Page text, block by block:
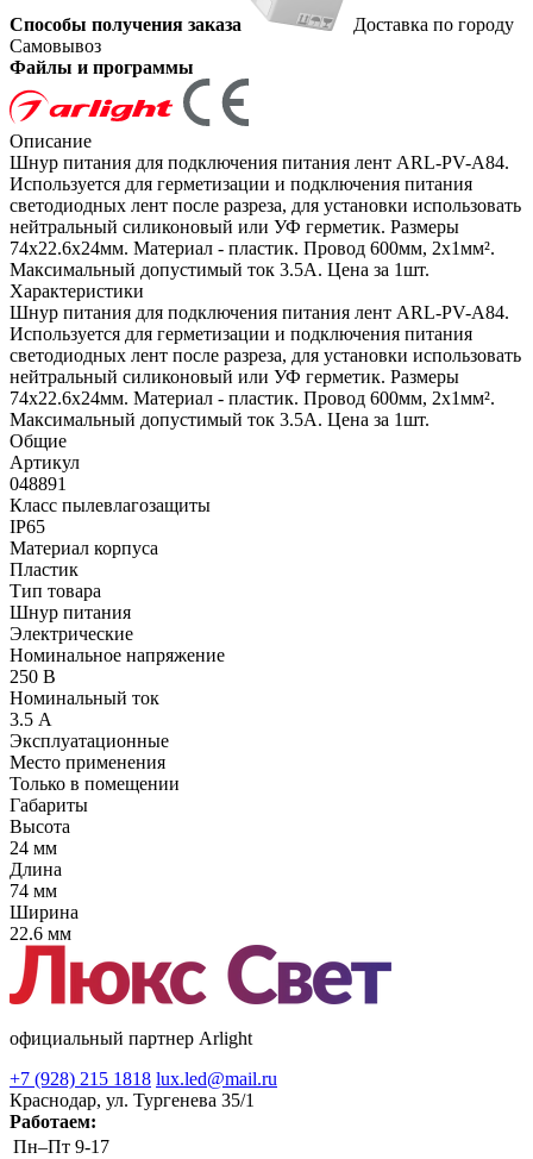
Способы получения заказа
Доставка по городу
Самовывоз
Файлы и программы
Описание
Шнур питания для подключения питания лент ARL-PV-A84.
Используется для герметизации и подключения питания
светодиодных лент после разреза, для установки использовать
нейтральный силиконовый или УФ герметик. Размеры
74x22.6x24мм. Материал - пластик. Провод 600мм, 2х1мм².
Максимальный допустимый ток 3.5А. Цена за 1шт.
Характеристики
Шнур питания для подключения питания лент ARL-PV-A84.
Используется для герметизации и подключения питания
светодиодных лент после разреза, для установки использовать
нейтральный силиконовый или УФ герметик. Размеры
74x22.6x24мм. Материал - пластик. Провод 600мм, 2х1мм².
Максимальный допустимый ток 3.5А. Цена за 1шт.
Общие
Артикул
048891
Класс пылевлагозащиты
IP65
Материал корпуса
Пластик
Тип товара
Шнур питания
Электрические
Номинальное напряжение
250 В
Номинальный ток
3.5 А
Эксплуатационные
Место применения
Только в помещении
Габариты
Высота
24 мм
Длина
74 мм
Ширина
22.6 мм
официальный партнер Arlight
+7 (928) 215 1818 lux.led@mail.ru
Краснодар, ул. Тургенева 35/1
Работаем:
Пн–Пт 9-17